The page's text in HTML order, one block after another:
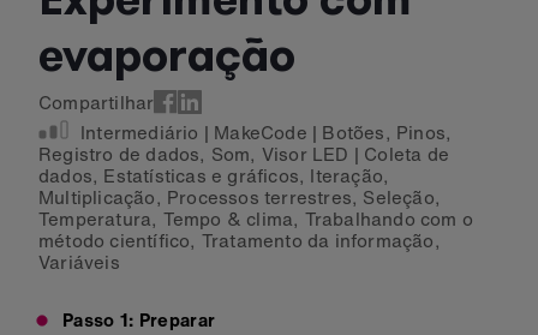
evaporação
Compartilhar
Intermediário | MakeCode | Botões, Pinos,
Registro de dados, Som, Visor LED | Coleta de
dados, Estatísticas e gráficos, Iteração,
Multiplicação, Processos terrestres, Seleção,
Temperatura, Tempo & clima, Trabalhando com o
método científico, Tratamento da informação,
Variáveis
Passo 1: Preparar